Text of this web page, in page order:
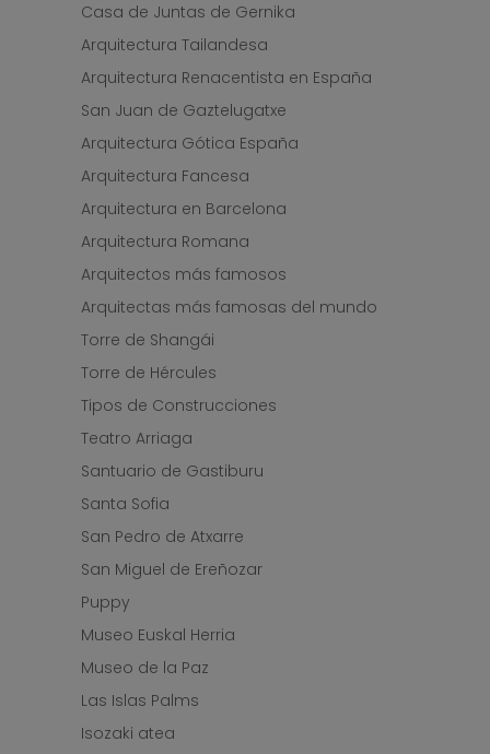
Casa de Juntas de Gernika
Arquitectura Tailandesa
Arquitectura Renacentista en España
San Juan de Gaztelugatxe
Arquitectura Gótica España
Arquitectura Fancesa
Arquitectura en Barcelona
Arquitectura Romana
Arquitectos más famosos
Arquitectas más famosas del mundo
Torre de Shangái
Torre de Hércules
Tipos de Construcciones
Teatro Arriaga
Santuario de Gastiburu
Santa Sofia
San Pedro de Atxarre
San Miguel de Ereñozar
Puppy
Museo Euskal Herria
Museo de la Paz
Las Islas Palms
Isozaki atea